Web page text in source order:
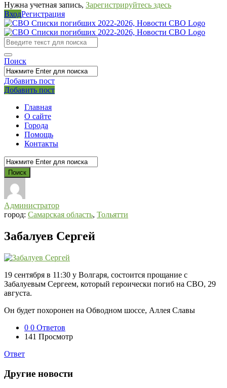
Нужна учетная запись, Зарегистрируйтесь здесь
ВходРегистрация
СВО
Списки
погибших
2022-
2026,
Новости
СВО
Поиск
Добавить пост
Мобильное
меню
Выйти
Добавить пост
Главная
О сайте
Города
Помощь
Контакты
Администратор
город: Самарская область, Тольятти
Забалуев Сергей
19 сентября в 11:30 у Волгаря, состоится прощание с
Забалуевым Сергеем, который героически погиб на СВО, 29
августа.
Он будет похоронен на Обводном шоссе, Аллея Славы
0 0 Ответов
141 Просмотр
Ответ
Другие новости